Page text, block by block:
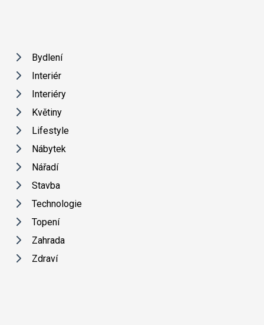
Bydlení
Interiér
Interiéry
Květiny
Lifestyle
Nábytek
Nářadí
Stavba
Technologie
Topení
Zahrada
Zdraví